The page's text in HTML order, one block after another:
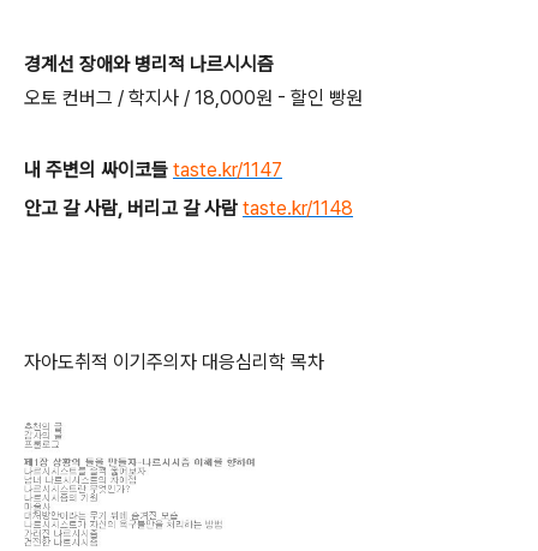
경계선 장애와 병리적 나르시시즘
오토 컨버그 / 학지사 / 18,000원 - 할인 빵원
내 주변의 싸이코들 taste.kr/1147
안고 갈 사람, 버리고 갈 사람 taste.kr/1148
자아도취적 이기주의자 대응심리학 목차